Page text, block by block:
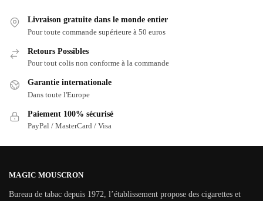
Livraison gratuite dans le monde entier
Pour toute commande supérieure à 50 euros
Retours Possibles
Pour tout colis non conforme à la commande
Garantie internationale
Dans toute l'Europe
Paiement 100% sécurisé
PayPal / MasterCard / Visa
MAGIC MOUSCRON
Bureau de tabac depuis 1972, l’établissement propose des cigarettes et